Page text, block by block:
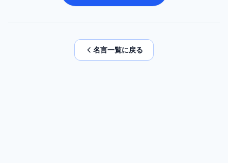
名言一覧に戻る